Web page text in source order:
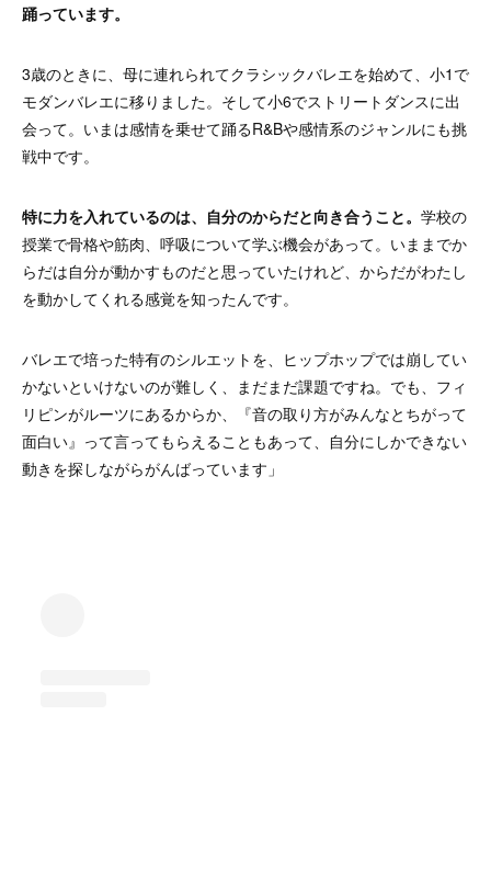
踊っています。
3歳のときに、母に連れられてクラシックバレエを始めて、小1で
モダンバレエに移りました。そして小6でストリートダンスに出
会って。いまは感情を乗せて踊るR&Bや感情系のジャンルにも挑
戦中です。
特に力を入れているのは、自分のからだと向き合うこと。 学校の
授業で骨格や筋肉、呼吸について学ぶ機会があって。いままでか
らだは自分が動かすものだと思っていたけれど、からだがわたし
を動かしてくれる感覚を知ったんです。
バレエで培った特有のシルエットを、ヒップホップでは崩してい
かないといけないのが難しく、まだまだ課題ですね。でも、フィ
リピンがルーツにあるからか、『音の取り方がみんなとちがって
面白い』って言ってもらえることもあって、自分にしかできない
動きを探しながらがんばっています」